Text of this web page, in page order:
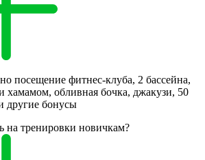
посещение фитнес-клуба, 2 бассейна,
обливная бочка, джакузи, 50
другие бонусы
тренировки новичкам?